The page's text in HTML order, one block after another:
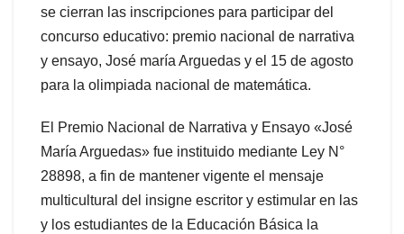
se cierran las inscripciones para participar del
concurso educativo: premio nacional de narrativa
y ensayo, José maría Arguedas y el 15 de agosto
para la olimpiada nacional de matemática.
El Premio Nacional de Narrativa y Ensayo «José
María Arguedas» fue instituido mediante Ley N°
28898, a fin de mantener vigente el mensaje
multicultural del insigne escritor y estimular en las
y los estudiantes de la Educación Básica la